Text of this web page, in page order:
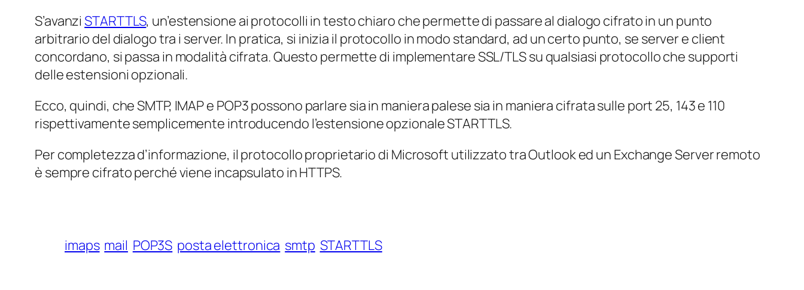
S’avanziSTARTTLS, un’estensione ai protocolli in testo chiaro che permette di passare al dialogo cifrato in un punto
arbitrario del dialogo tra i server. In pratica, si inizia il protocollo in modo standard, ad un certo punto, se server e client
concordano, si passa in modalità cifrata. Questo permette di implementare SSL/TLS su qualsiasi protocollo che supporti
delle estensioni opzionali.
Ecco, quindi, che SMTP, IMAP e POP3 possono parlare sia in maniera palese sia in maniera cifrata sulle port 25, 143 e 110
rispettivamente semplicemente introducendo l’estensione opzionale STARTTLS.
Per completezza d’informazione, il protocollo proprietario di Microsoft utilizzato tra Outlook ed un Exchange Server remoto
è sempre cifrato perché viene incapsulato in HTTPS.
imaps mail POP3S posta elettronica smtp STARTTLS